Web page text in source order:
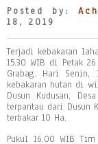
Posted by:
18, 2019
Terjadi kebakaran
15.30 WIB di Petak
Grabag. Hari Senin,
kebakaran hutan di
Dusun Kudusan,
terpantau dari Dusun
terbakar 10 Ha.
Pukul 16.00 WIB Tim